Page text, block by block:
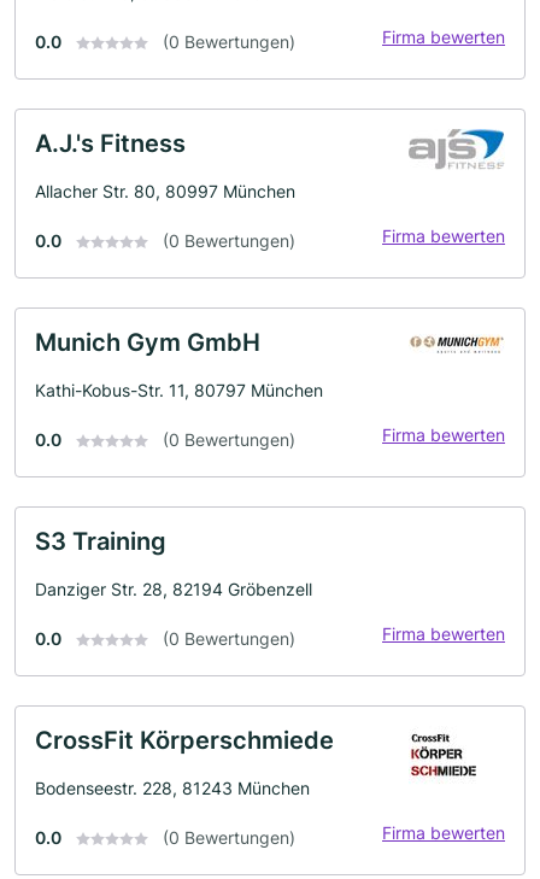
0.0 (0 Bewertungen) Firma bewerten
A.J.'s Fitness
Allacher Str. 80, 80997 München
0.0 (0 Bewertungen) Firma bewerten
Munich Gym GmbH
Kathi-Kobus-Str. 11, 80797 München
0.0 (0 Bewertungen) Firma bewerten
S3 Training
Danziger Str. 28, 82194 Gröbenzell
0.0 (0 Bewertungen) Firma bewerten
CrossFit Körperschmiede
Bodenseestr. 228, 81243 München
0.0 (0 Bewertungen) Firma bewerten